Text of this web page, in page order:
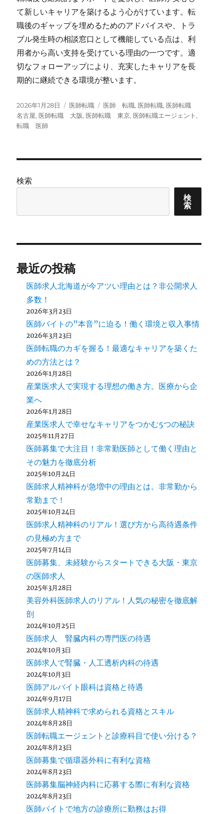
て新しいキャリアを築けるよう心がけています。転
職後のギャップを埋めるためのアドバイスや、トラ
ブル発生時の相談窓口として機能している点は、利
用者から高い支持を受けている理由の一つです。適
切なフォローアップにより、充実したキャリアを長
期的に継続できる環境が整います。
投
稿
日:
2026年1月28日
カ
テ
医師転職
タ
グ
医師 転職, 医師転職, 医師転職
名古屋, 医師転職 大阪, 医師転職 東京, 医師転職エージェント ,
転職 医師
検索
検
索
最近の投稿
医師求人北海道が今アツい理由とは？非公開求人
多数！
2026年3月23日
医師バイトの”本音”に迫る！働く環境と収入事情
2026年3月23日
医師転職のカギを握る！最適なキャリアを築くた
めの方法とは？
2026年1月28日
産業医求人で実現する理想の働き方。医療から企
業へ
2026年1月28日
産業医求人で幸せなキャリアをつかむ5つの秘訣
2025年11月27日
医師募集で大注目！非常勤医師として働く理由と
その魅力を徹底分析
2025年10月24日
医師求人精神科が急増中の理由とは。非常勤から
常勤まで！
2025年10月24日
医師求人精神科のリアル！選び方から高待遇条件
の見極め方まで
2025年7月14日
医師募集、未経験からスタートできる大阪・東京
の医師求人
2025年3月28日
美容外科医師求人のリアル！人気の秘密を徹底解
剖
2024年10月25日
医師求人 腎臓内科の専門医の待遇
2024年10月3日
医師求人で腎臓・人工透析内科の待遇
2024年10月3日
医師アルバイト眼科は資格と待遇
2024年9月17日
医師求人精神科で求められる資格とスキル
2024年8月28日
医師転職エージェントと診療科目で使い分ける？
2024年8月23日
医師募集で循環器外科に有利な資格
2024年8月23日
医師募集脳神経内科に応募する際に有利な資格
2024年8月23日
医師バイトで地方の診療所に勤務はお得